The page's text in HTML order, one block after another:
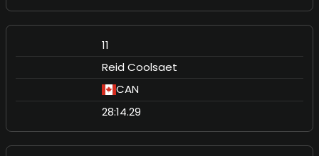
11
Reid Coolsaet
CAN
28:14.29